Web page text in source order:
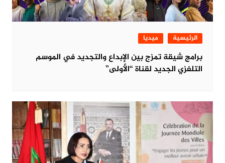
الرئيسية ميديا
برامج شيقة تمزج بين الإبداع والتجديد في الموسم
التلفزي الجديد لقناة “الأولى”